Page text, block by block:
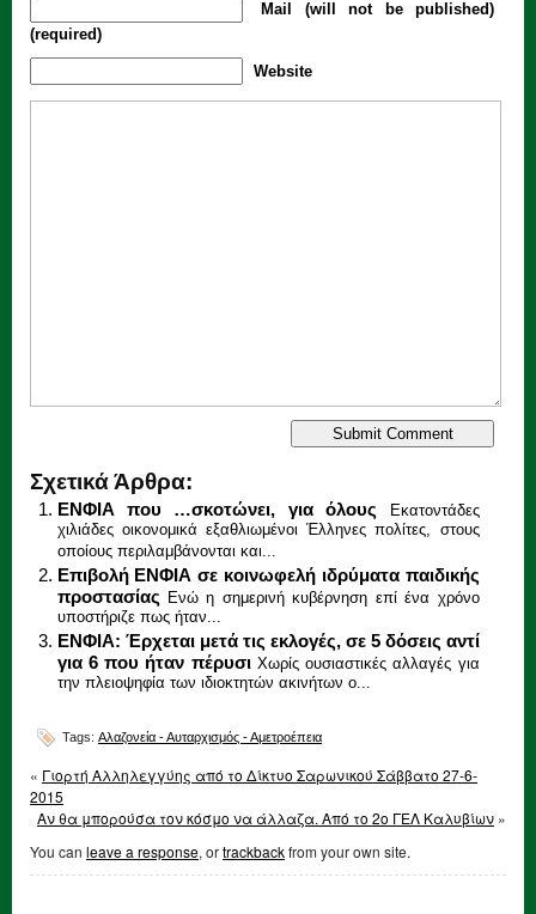
Mail (will not be published)
(required)
Website
Σχετικά Άρθρα:
ΕΝΦΙΑ που …σκοτώνει, για όλους Εκατοντάδες
χιλιάδες οικονομικά εξαθλιωμένοι Έλληνες πολίτες, στους
οποίους περιλαμβάνονται και...
Επιβολή ΕΝΦΙΑ σε κοινωφελή ιδρύματα παιδικής
προστασίας
Ενώ η σημερινή κυβέρνηση επί ένα χρόνο
υποστήριζε πως ήταν...
ΕΝΦΙΑ: Έρχεται μετά τις εκλογές, σε 5 δόσεις αντί
για 6 που ήταν πέρυσι Χωρίς ουσιαστικές αλλαγές για
την πλειοψηφία των ιδιοκτητών ακινήτων ο...
Tags: Αλαζονεία - Αυταρχισμός - Αμετροέπεια
« Γιορτή Αλληλεγγύης από το Δίκτυο Σαρωνικού Σάββατο 27-6-
2015
Αν θα μπορούσα τον κόσμο να άλλαζα. Από το 2ο ΓΕΛ Καλυβίων »
You can leave a response, ortrackbackfrom your own site.